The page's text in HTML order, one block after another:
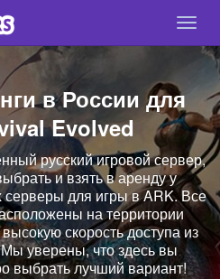
в России для
Evolved
русский игровой сервер,
и взять в аренду у
для игры в ARK. Все
на территории
скорость доступа из
уверены, что здесь вы
выбрать лучший вариант!